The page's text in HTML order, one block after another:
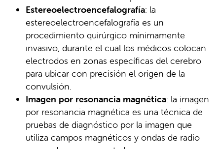
Estereoelectroencefalografía: la
estereoelectroencefalografía​​​​​​​ es un
procedimiento quirúrgico mínimamente
invasivo, durante el cual los médicos colocan
electrodos en zonas específicas del cerebro
para ubicar con precisión el origen de la
convulsión.
Imagen por resonancia magnética: la imagen
por resonancia magnética es una técnica de
pruebas de diagnóstico por la imagen que
utiliza campos magnéticos y ondas de radio